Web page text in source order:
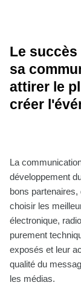
Le
sa
attirer le
créer
La
développement
bons
choisir les
électronique,
purement
exposés et leur
qualité du
les médias.